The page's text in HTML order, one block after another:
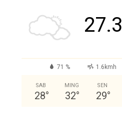
27.3
71 % 1.6kmh
SAB
28°
MING
32°
SEN
29°